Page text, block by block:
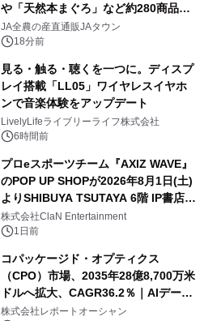
や「天然本まぐろ」など約280商品を
販売！～毎月１０日の定例企画～
JA全農の産直通販JAタウン
18分前
見る・触る・聴くを一つに。ディスプ
レイ搭載「LL05」ワイヤレスイヤホ
ンで音楽体験をアップデート
LivelyLifeライブリーライフ株式会社
6時間前
プロeスポーツチーム『AXIZ WAVE』
のPOP UP SHOPが2026年8月1日(土)
よりSHIBUYA TSUTAYA 6階 IP書店で
開催決定！！
株式会社ClaN Entertainment
1日前
コパッケージド・オプティクス
（CPO）市場、2035年28億8,700万米
ドルへ拡大、CAGR36.2％｜AIデータ
センター・高速光通信需要が成長を加
株式会社レポートオーシャン